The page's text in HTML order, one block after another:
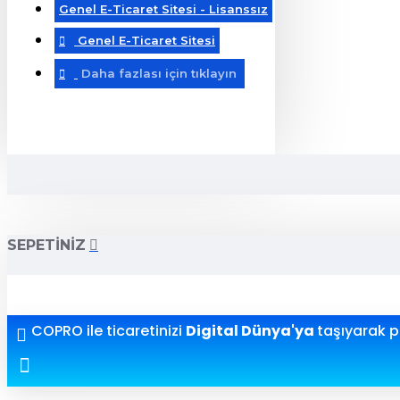
Genel E-Ticaret Sitesi - Lisanssız
Genel E-Ticaret Sitesi
Daha fazlası için tıklayın
SEPETINIZ
COPRO ile ticaretinizi Digital Dünya'ya taşıyarak